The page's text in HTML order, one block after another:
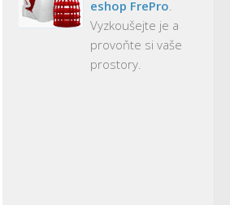
eshop FrePro.
Vyzkoušejte je a
provoňte si vaše
prostory.